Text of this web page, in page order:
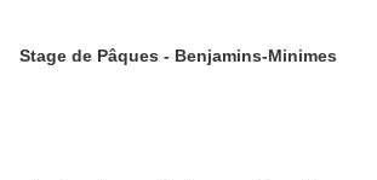
Stage de Pâques - Benjamins-Minimes